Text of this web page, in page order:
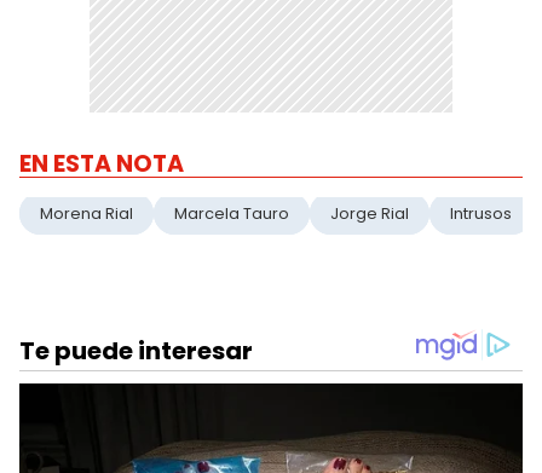
EN ESTA NOTA
Morena Rial Marcela Tauro Jorge Rial Intrusos